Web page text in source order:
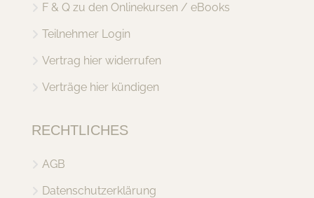
F & Q zu den Onlinekursen / eBooks
Teilnehmer Login
Vertrag hier widerrufen
Verträge hier kündigen
RECHTLICHES
AGB
Datenschutzerklärung